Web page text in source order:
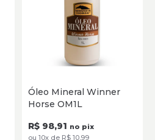
ADICIONAR
Óleo Mineral Winner
Horse OM1L
R$ 98,91 no pix
ou 10x de R$ 10,99